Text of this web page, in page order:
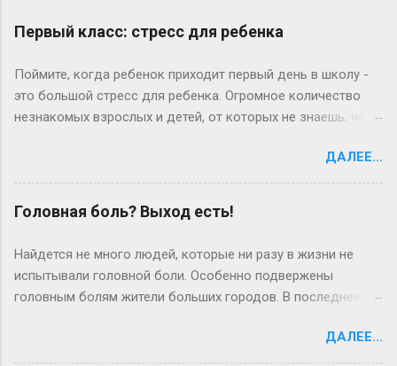
Первый класс: стресс для ребенка
Поймите, когда ребенок приходит первый день в школу -
это большой стресс для ребенка. Огромное количество
незнакомых взрослых и детей, от которых не знаешь, чего
встает вопрос о дисциплине. Теперь ребенок поднимается
утром раньше, чем привык, ему надо умыться, одеться,
позавтракать. Это часто тяжелое испытание для
родителей. Если он долго копается по утрам и в результате
него: «Дорогой, ты так долго одеваешься по утрам, что мы
или опаздываем, или ты уходишь, не позавтракав, а я
опаздываю на работу. Что ты можешь предложить, чтобы
изменить ситуацию? » Очень часто дети все понимают и
ДАЛЕЕ...
Головная боль? Выход есть!
Найдется не много людей, которые ни разу в жизни не
испытывали головной боли. Особенно подвержены
головным болям жители больших городов. В последнее
загазованность воздуха, постоянная спешка, гиподинамия
– все это провоцирует возникновение головных болей, и
ДАЛЕЕ...